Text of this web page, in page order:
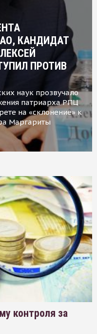
КАНДИДАТ
ПРОТИВ
наук прозвучало
патриарха РПЦ
на «склонение» к
Маргариты
контроля за